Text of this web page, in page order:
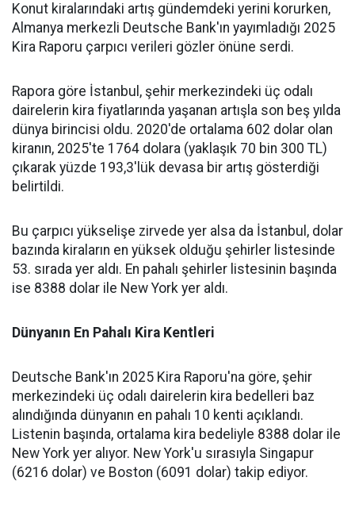
Konut kiralarındaki artış gündemdeki yerini korurken,
Almanya merkezli Deutsche Bank'ın yayımladığı 2025
Kira Raporu çarpıcı verileri gözler önüne serdi.
Rapora göre İstanbul, şehir merkezindeki üç odalı
dairelerin kira fiyatlarında yaşanan artışla son beş yılda
dünya birincisi oldu. 2020'de ortalama 602 dolar olan
kiranın, 2025'te 1764 dolara (yaklaşık 70 bin 300 TL)
çıkarak yüzde 193,3'lük devasa bir artış gösterdiği
belirtildi.
Bu çarpıcı yükselişe zirvede yer alsa da İstanbul, dolar
bazında kiraların en yüksek olduğu şehirler listesinde
53. sırada yer aldı. En pahalı şehirler listesinin başında
ise 8388 dolar ile New York yer aldı.
Dünyanın En Pahalı Kira Kentleri
Deutsche Bank'ın 2025 Kira Raporu'na göre, şehir
merkezindeki üç odalı dairelerin kira bedelleri baz
alındığında dünyanın en pahalı 10 kenti açıklandı.
Listenin başında, ortalama kira bedeliyle 8388 dolar ile
New York yer alıyor. New York'u sırasıyla Singapur
(6216 dolar) ve Boston (6091 dolar) takip ediyor.